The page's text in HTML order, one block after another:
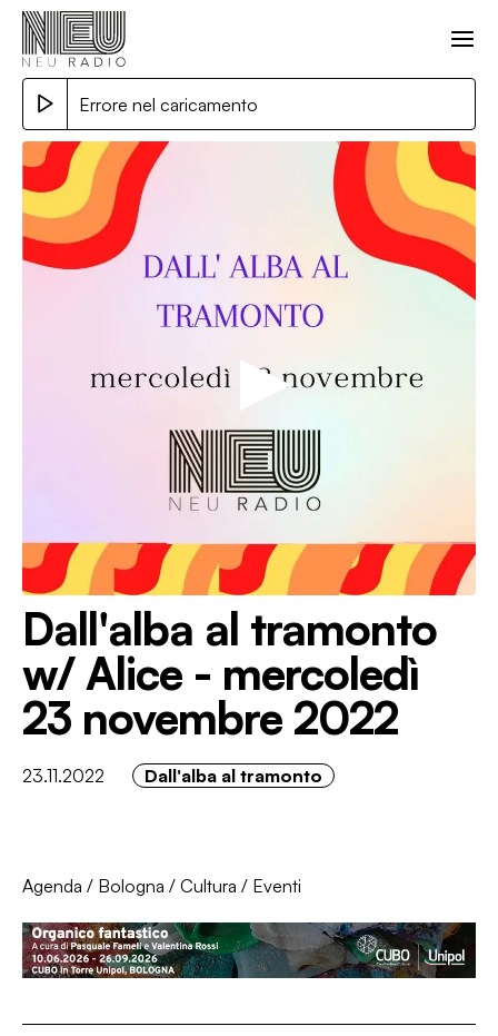
Errore nel caricamento
Dall'alba al tramonto
w/ Alice - mercoledì
23 novembre 2022
23.11.2022 Dall'alba al tramonto
Agenda / Bologna / Cultura / Eventi